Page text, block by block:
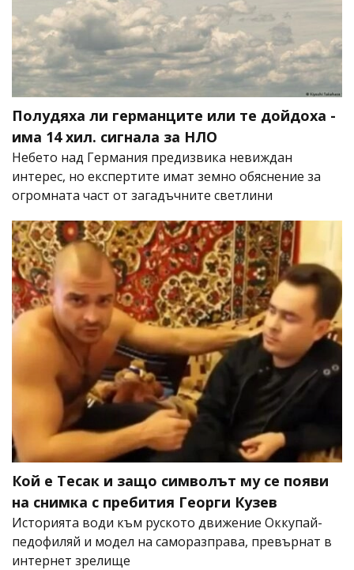
Полудяха ли германците или те дойдоха -
има 14 хил. сигнала за НЛО
Небето над Германия предизвика невиждан
интерес, но експертите имат земно обяснение за
огромната част от загадъчните светлини
Кой е Тесак и защо символът му се появи
на снимка с пребития Георги Кузев
Историята води към руското движение Оккупай-
педофиляй и модел на саморазправа, превърнат в
интернет зрелище